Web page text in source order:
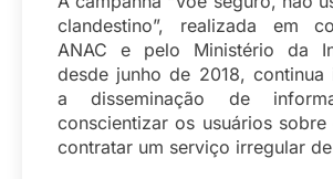
clandestino”, realizada em
ANAC e pelo Ministério da
desde junho de 2018, continua
a disseminação de
conscientizar os usuários
contratar um serviço irregular